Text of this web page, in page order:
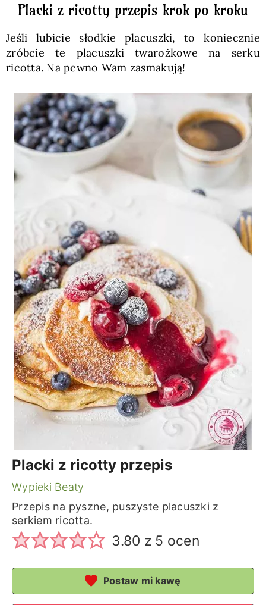
Placki z ricotty przepis krok po kroku
Jeśli lubicie słodkie placuszki, to koniecznie
zróbcie te placuszki twarożkowe na serku
ricotta. Na pewno Wam zasmakują!
Placki z ricotty przepis
Wypieki Beaty
Przepis na pyszne, puszyste placuszki z
serkiem ricotta.
3.80 z 5 ocen
Postaw mi kawę